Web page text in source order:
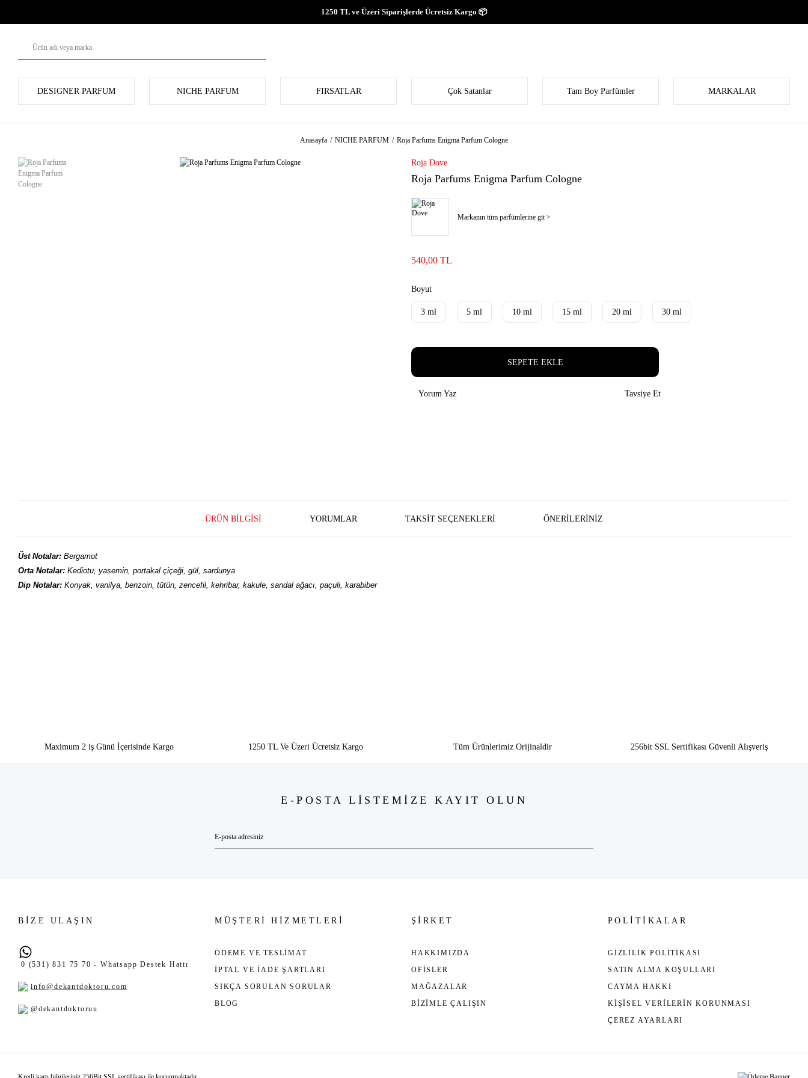
1250 TL ve Üzeri Siparişlerde Ücretsiz Kargo 📦
DESIGNER PARFUM NICHE PARFUM FIRSATLAR Çok Satanlar Tam Boy Parfümler MARKALAR
Anasayfa NICHE PARFUM Roja Parfums Enigma Parfum Cologne
Roja Dove
Roja Parfums Enigma Parfum Cologne
Markanın tüm parfümlerine git >
540,00 TL
Boyut
3 ml 5 ml 10 ml 15 ml 20 ml 30 ml
SEPETE EKLE
Yorum Yaz Tavsiye Et
ÜRÜN BILGISI YORUMLAR TAKSIT SEÇENEKLERI ÖNERILERINIZ
Üst Notalar: Bergamot
Orta Notalar: Kediotu, yasemin, portakal çiçeği, gül, sardunya
Dip Notalar: Konyak, vanilya, benzoin, tütün, zencefil, kehribar, kakule, sandal ağacı, paçuli, karabiber
Maximum 2 iş Günü İçerisinde Kargo 1250 TL Ve Üzeri Ücretsiz Kargo Tüm Ürünlerimiz Orijinaldir 256bit SSL Sertifikası Güvenli Alışveriş
E-POSTA LİSTEMİZE KAYIT OLUN
BİZE ULAŞIN
0 (531) 831 75 70 - Whatsapp Destek Hattı
info@dekantdoktoru.com
@dekantdoktoruu
MÜŞTERİ HİZMETLERİ
ÖDEME VE TESLİMAT
İPTAL VE İADE ŞARTLARI
SIKÇA SORULAN SORULAR
BLOG
ŞİRKET
HAKKIMIZDA
OFİSLER
MAĞAZALAR
BİZİMLE ÇALIŞIN
POLİTİKALAR
GİZLİLİK POLİTİKASI
SATIN ALMA KOŞULLARI
CAYMA HAKKI
KİŞİSEL VERİLERİN KORUNMASI
ÇEREZ AYARLARI